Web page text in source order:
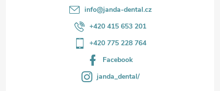
info@janda-dental.cz
+420 415 653 201
+420 775 228 764
Facebook
janda_dental/